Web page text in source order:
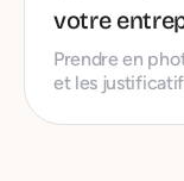
votre
Prendre en
et les